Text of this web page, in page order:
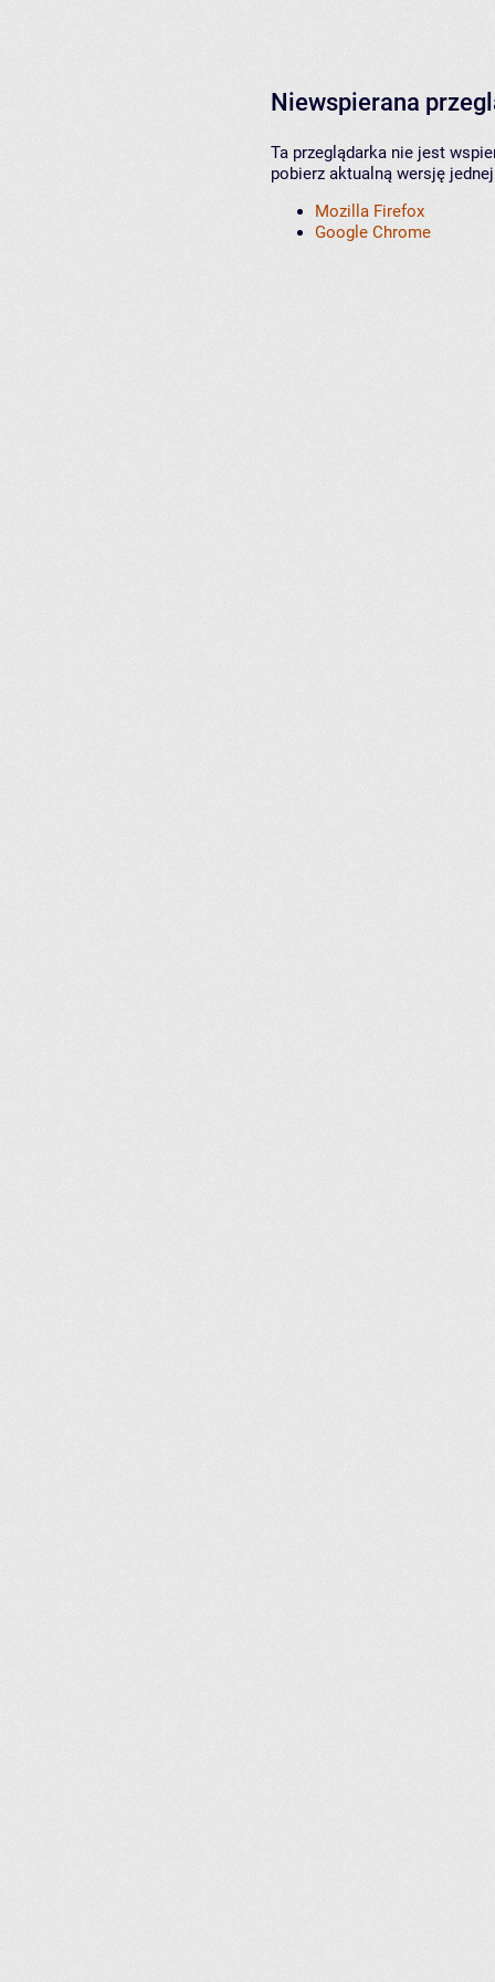
Niewspierana
Ta przeglądarka nie jest
pobierz aktualną wersję
Mozilla Firefox
Google Chrome